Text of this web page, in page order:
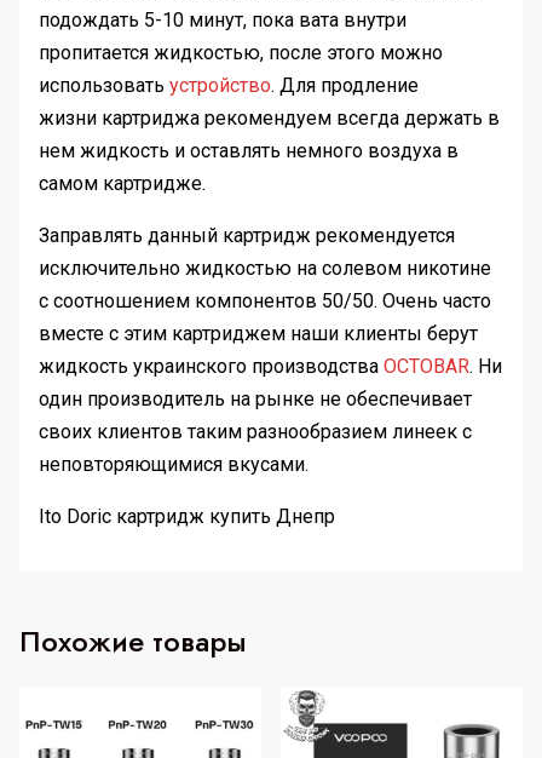
подождать 5-10 минут, пока вата внутри
пропитается жидкостью, после этого можно
использовать устройство. Для продление
жизни картриджа рекомендуем всегда держать в
нем жидкость и оставлять немного воздуха в
самом картридже.
Заправлять данный картридж рекомендуется
исключительно жидкостью на солевом никотине
с соотношением компонентов 50/50. Очень часто
вместе с этим картриджем наши клиенты берут
жидкость украинского производства OCTOBAR. Ни
один производитель на рынке не обеспечивает
своих клиентов таким разнообразием линеек с
неповторяющимися вкусами.
Ito Doric картридж купить Днепр
Похожие товары